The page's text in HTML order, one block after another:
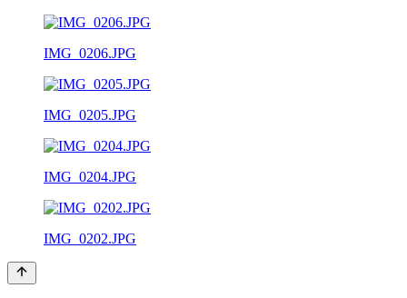
IMG_0206.JPG
IMG_0205.JPG
IMG_0204.JPG
IMG_0202.JPG